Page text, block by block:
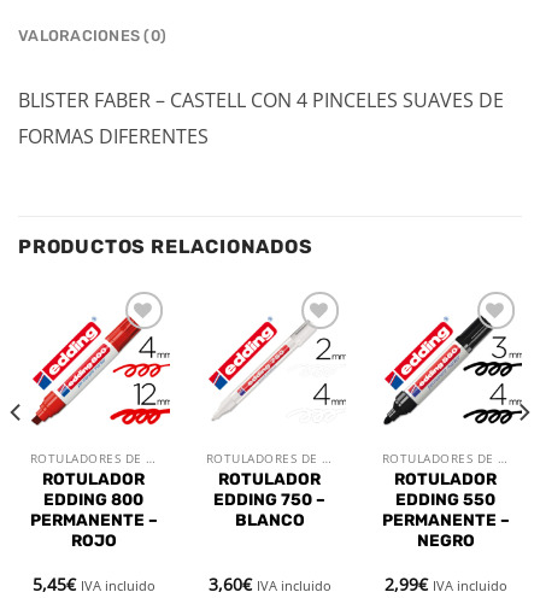
VALORACIONES (0)
BLISTER FABER – CASTELL CON 4 PINCELES SUAVES DE
FORMAS DIFERENTES
PRODUCTOS RELACIONADOS
Añadir
a la
lista de
deseos
ROTULADORES DE OFICINA
ROTULADOR
EDDING 800
PERMANENTE –
ROJO
5,45€ IVA incluido
Añadir
a la
lista de
deseos
ROTULADORES DE OFICINA
ROTULADOR
EDDING 750 –
BLANCO
3,60€ IVA incluido
Añadir
a la
lista de
deseos
ROTULADORES DE OFICINA
ROTULADOR
EDDING 550
PERMANENTE –
NEGRO
2,99€ IVA incluido